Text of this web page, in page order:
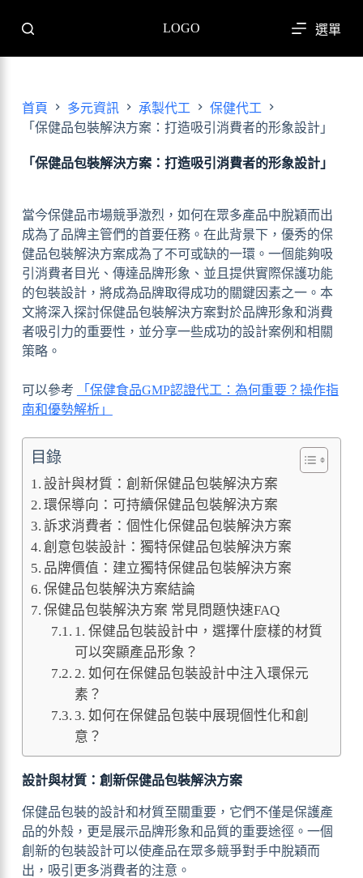
至
主
容
LOGO 選單
首頁 多元資訊 承製代工
保健代工
「保健品包裝解決方案：打造吸引消費者的形象設計」
「保健品包裝解決方案：打造吸引消費者的形象設計」
當今保健品市場競爭激烈，如何在眾多產品中脫穎而出
成為了品牌主管們的首要任務。在此背景下，優秀的保
健品包裝解決方案成為了不可或缺的一環。一個能夠吸
引消費者目光、傳達品牌形象、並且提供實際保護功能
的包裝設計，將成為品牌取得成功的關鍵因素之一。本
文將深入探討保健品包裝解決方案對於品牌形象和消費
者吸引力的重要性，並分享一些成功的設計案例和相關
策略。
可以參考
「保健食品GMP認證代工：為何重要？操作指
南和優勢解析」
目錄
設計與材質：創新保健品包裝解決方案
環保導向：可持續保健品包裝解決方案
訴求消費者：個性化保健品包裝解決方案
創意包裝設計：獨特保健品包裝解決方案
品牌價值：建立獨特保健品包裝解決方案
保健品包裝解決方案結論
保健品包裝解決方案 常見問題快速FAQ
1. 保健品包裝設計中，選擇什麼樣的材質
可以突顯產品形象？
2. 如何在保健品包裝設計中注入環保元
素？
3. 如何在保健品包裝中展現個性化和創
意？
設計與材質：創新保健品包裝解決方案
保健品包裝的設計和材質至關重要，它們不僅是保護產
品的外殼，更是展示品牌形象和品質的重要途徑。一個
創新的包裝設計可以使產品在眾多競爭對手中脫穎而
出，吸引更多消費者的注意。